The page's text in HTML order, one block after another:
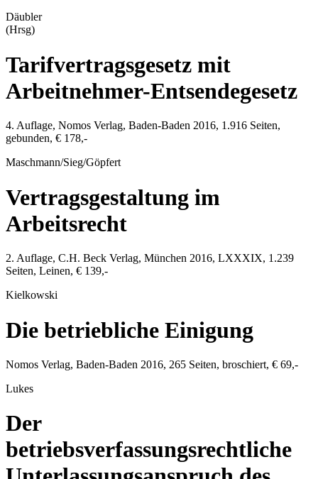
Däubler
(Hrsg)
Tarifvertragsgesetz mit
Arbeitnehmer-Entsendegesetz
4. Auflage, Nomos Verlag, Baden-Baden 2016, 1.916 Seiten,
gebunden, € 178,-
Maschmann/Sieg/Göpfert
Vertragsgestaltung im
Arbeitsrecht
2. Auflage, C.H. Beck Verlag, München 2016, LXXXIX, 1.239
Seiten, Leinen, € 139,-
Kielkowski
Die betriebliche Einigung
Nomos Verlag, Baden-Baden 2016, 265 Seiten, broschiert, € 69,-
Lukes
Der
betriebsverfassungsrechtliche